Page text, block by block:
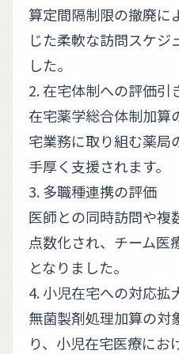
算定間隔制限の撤廃に
じた柔軟な訪問スケジ
した。
2. 在宅体制への評価引
在宅薬学総合体制加算
宅業務に取り組む薬局
手厚く支援されます。
3. 多職種連携の評価
医師との同時訪問や複
点数化され、チーム医
となりました。
4. 小児在宅への対応拡
無菌製剤処理加算の対
り、小児在宅医療にお